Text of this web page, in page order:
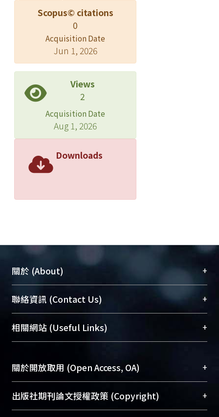
Scopus© citations
0
Acquisition Date
Jun 1, 2026
Views
2
Acquisition Date
Aug 1, 2026
Downloads
關於 (About) +
臺大位居世界頂尖大學之列，為永久珍藏及向國際
展現本校豐碩的研究成果及學術能量，圖書館整合
機構典藏（NTUR）與學術庫（AH）不同功能平
台，成為臺大學術典藏NTU scholars。期能整合研
成果。
To permanently archive and promote researcher
profiles and scholarly works, Library integrates the
services of “NTU Repository” with “Academic
聯絡資訊 (Contact Us) +
總館學科館員(Main Library)
醫學圖書館學科館員(Medical Library)
Sciences Library)
相關網站 (Useful Links) +
關於開放取用 (Open Access, OA) +
開放取用是從使用者角度提升資訊取用性的社會運
動，應用在學術研究上是透過將研究著作公開供使
出版社期刊論文授權政策 (Copyright) +